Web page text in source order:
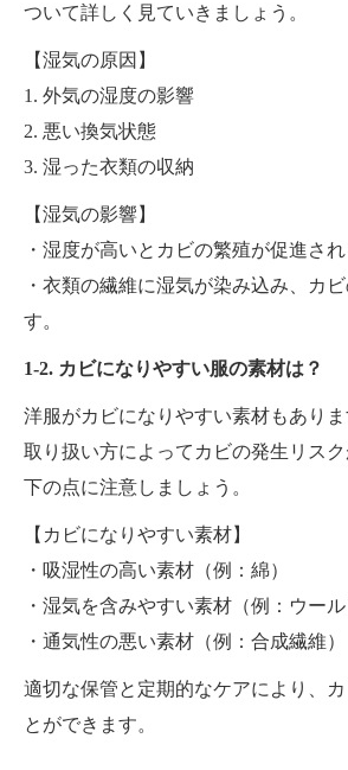
ついて詳しく見ていきましょう。
【湿気の原因】
1. 外気の湿度の影響
2. 悪い換気状態
3. 湿った衣類の収納
【湿気の影響】
・湿度が高いとカビの繁殖が促進され
・衣類の繊維に湿気が染み込み、カ
す。
1-2. カビになりやすい服の素材は？
洋服がカビになりやすい素材もあり
取り扱い方によってカビの発生リス
下の点に注意しましょう。
【カビになりやすい素材】
・吸湿性の高い素材（例：綿）
・湿気を含みやすい素材（例：ウール
・通気性の悪い素材（例：合成繊維）
適切な保管と定期的なケアにより、
とができます。